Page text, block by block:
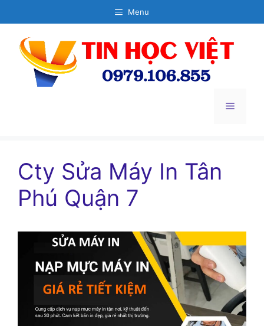
đến
dung
Menu
Menu
Cty Sửa Máy In Tân
Phú Quận 7